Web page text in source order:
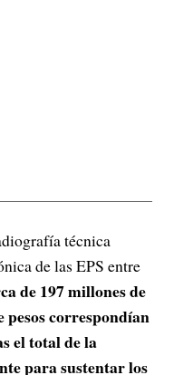
técnica
de las EPS entre
de 197 millones de
pesos correspondían
el total de la
para sustentar los